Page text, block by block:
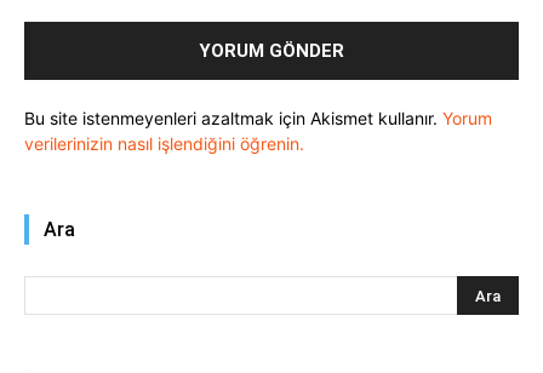
Bu site istenmeyenleri azaltmak için Akismet kullanır. Yorum
verilerinizin nasıl işlendiğini öğrenin.
Ara